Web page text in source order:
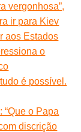
vergonhosa”,
ir para Kiev
aos Estados
o
é possível.
o Papa
discrição